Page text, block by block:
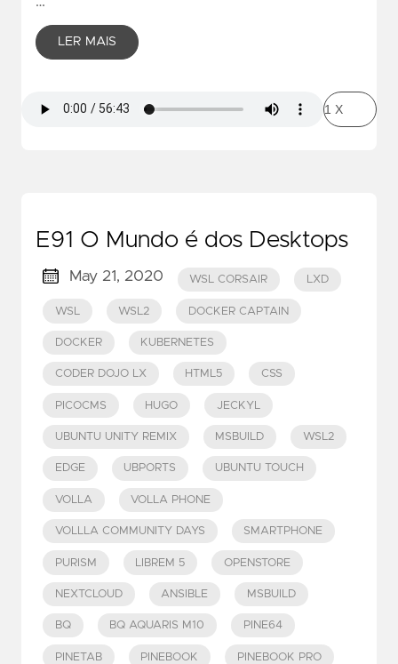
LER MAIS
E91 O Mundo é dos Desktops
May 21, 2020 WSL CORSAIR LXD
WSL WSL2 DOCKER CAPTAIN
DOCKER KUBERNETES
CODER DOJO LX HTML5 CSS
PICOCMS HUGO JECKYL
UBUNTU UNITY REMIX MSBUILD WSL2
EDGE UBPORTS UBUNTU TOUCH
VOLLA VOLLA PHONE
VOLLLA COMMUNITY DAYS SMARTPHONE
PURISM LIBREM 5 OPENSTORE
NEXTCLOUD ANSIBLE MSBUILD
BQ BQ AQUARIS M10 PINE64
PINETAB PINEBOOK PINEBOOK PRO